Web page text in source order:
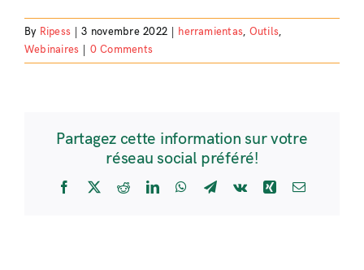
By Ripess 3 novembre 2022 herramientas, Outils,
Webinaires
0 Comments
Partagez cette information sur votre
réseau social préféré!
Facebook
X RedditLinkedInWhatsApp
Telegram
Vk Xing Email